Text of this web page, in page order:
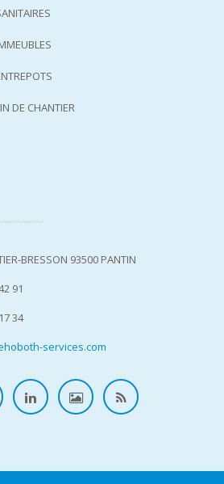
DE CHANTIER
BRESSON 93500 PANTIN
91
34
services.com